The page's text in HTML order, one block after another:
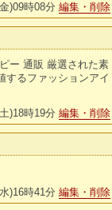
)09時08分 編集・削除
ー 通販 厳選された素
するファッションアイ
)18時19分 編集・削除
)16時41分 編集・削除